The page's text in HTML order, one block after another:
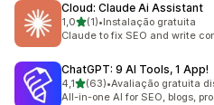
Cloud: Claude Ai Assistant
1,0de 5 estrelas
(1)
1 total de avaliações
•Instalação gratuita
Claude to fix SEO and write
ChatGPT: 9 AI Tools, 1 App!
4,1de 5 estrelas
(63)
63 total de avaliações
•Avaliação gratuita
All-in-one AI for SEO, blogs,